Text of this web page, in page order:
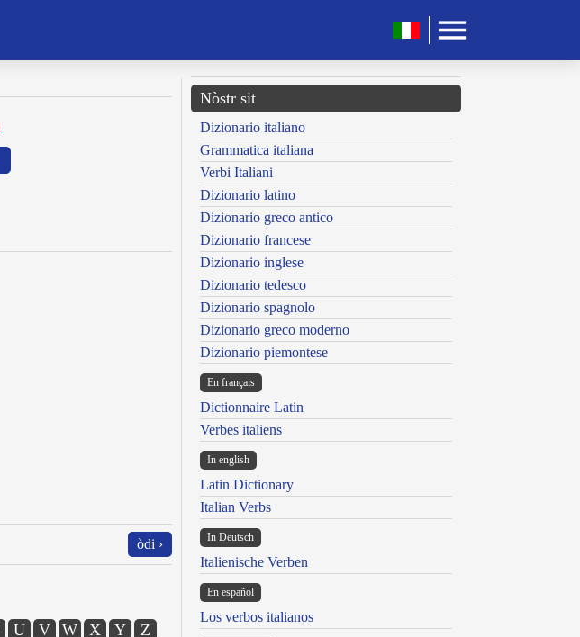
òdi ›
U V W X Y Z
Nòstr sit
Dizionario italiano
Grammatica italiana
Verbi Italiani
Dizionario latino
Dizionario greco antico
Dizionario francese
Dizionario inglese
Dizionario tedesco
Dizionario spagnolo
Dizionario greco moderno
Dizionario piemontese
En français
Dictionnaire Latin
Verbes italiens
In english
Latin Dictionary
Italian Verbs
In Deutsch
Italienische Verben
En español
Los verbos italianos